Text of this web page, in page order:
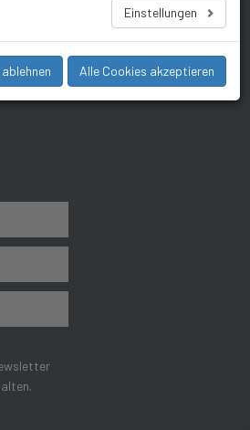
2407 502336-
Einstellungen
Alle Cookies akzeptieren